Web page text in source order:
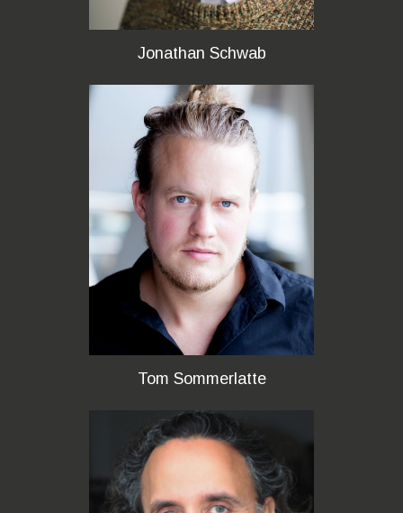
Jonathan Schwab
Tom Sommerlatte